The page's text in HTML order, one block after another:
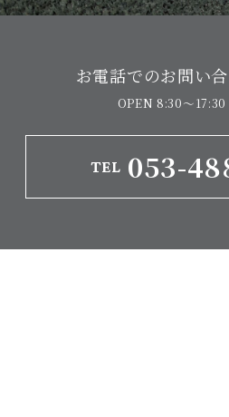
お電話でのお問い
TEL 053-
OPEN 8:30〜